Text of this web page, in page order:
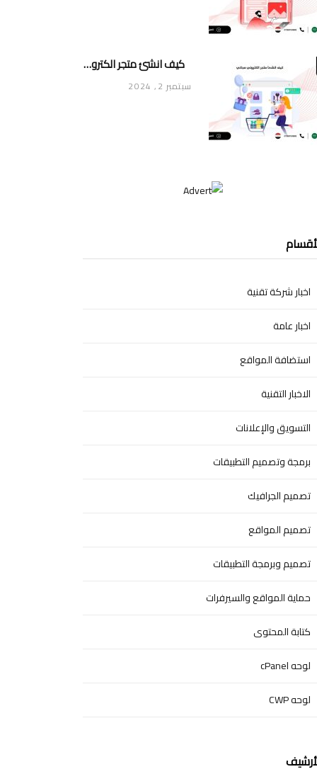
كيف انشئ متجر الكتروني مجاني
سبتمبر 2, 2024
اخبار شركة تقنية
اخبار عامة
استضافة المواقع
الاخبار التقنية
التسويق والإعلانات
برمجة وتصميم التطبيقات
تصميم الجرافيك
تصميم المواقع
تصميم وبرمجة التطبيقات
حماية المواقع والسيرفرات
كتابة المحتوى
لوحه cPanel
لوحه CWP